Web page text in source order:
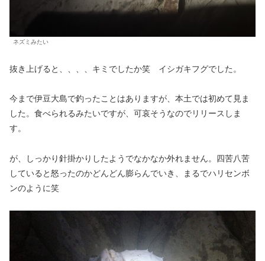
ネズミみたい
抜き上げると、、、、キミでしたか笑 イシガキフグでした。
今まで伊豆大島で釣ったことはありますが、本土では初めて見ま
した。食べられるみたいですが、可哀そうなのでリリースしま
す。
が、しっかり針掛かりしたようでなかなか外れません。四苦八苦
していると怒ったのかどんどん膨らんでいき、まるでハリセンボ
ンのように笑